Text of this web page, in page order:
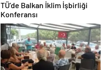
TÜ’de Balkan İklim İşbirliği
Konferansı